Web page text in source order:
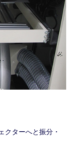
クターへと振分・